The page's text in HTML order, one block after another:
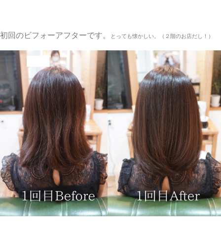
初回のビフォーアフターです。 とっても懐かしい。（２階のお店だし！）